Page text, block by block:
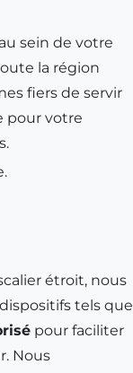
sein de votre
la région
fiers de servir
pour votre
étroit, nous
tels que
pour faciliter
Nous